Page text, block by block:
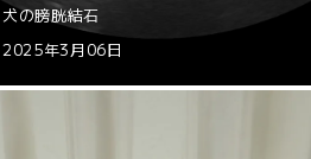
犬の膀胱結石
2025年3月06日